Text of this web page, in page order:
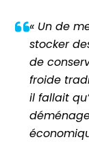
« Un de
stocker
de
froide
il fallait